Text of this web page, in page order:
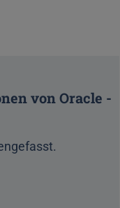
von Oracle -